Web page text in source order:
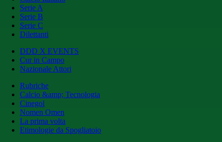
Serie A
Serie B
Serie C
Dilettanti
DDD X EVENTS
Cur in Campo
Nazionale Attori
Rubriche
Calcio &amp; Tecnologia
Cinegol
Nomen Omen
La prima volta
Etimologie da Spogliatoio